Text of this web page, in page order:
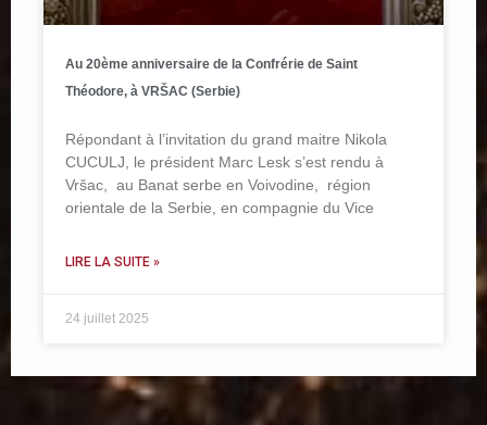
Au 20ème anniversaire de la Confrérie de Saint
Théodore, à VRŠAC (Serbie)
Répondant à l’invitation du grand maitre Nikola
CUCULJ, le président Marc Lesk s’est rendu à
Vršac, au Banat serbe en Voivodine, région
orientale de la Serbie, en compagnie du Vice
LIRE LA SUITE »
24 juillet 2025